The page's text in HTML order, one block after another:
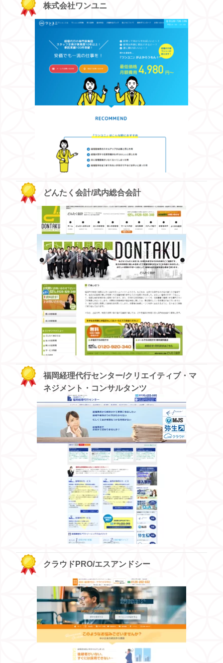
株式会社ワンユニ
どんたく会計/武内総合会計
福岡経理代行センター/クリエイティブ・マ
ネジメント・コンサルタンツ
クラウドPRO/エスアンドシー